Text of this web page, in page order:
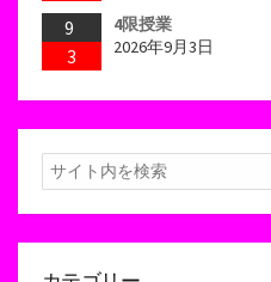
9
3
4限授業
2026年9月3日
検
索